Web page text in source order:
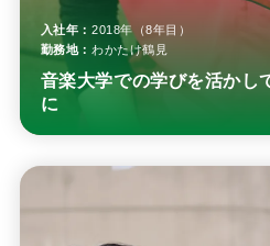
入社年： 2018年（8年目）
勤務地： わかたけ鶴見
音楽大学での学びを活かし
に